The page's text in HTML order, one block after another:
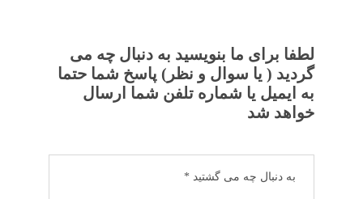
لطفا برای ما بنویسید به دنبال چه می
گردید ( یا سوال و نظر) پاسخ شما حتما
به ایمیل یا شماره تلفن شما ارسال
خواهد شد